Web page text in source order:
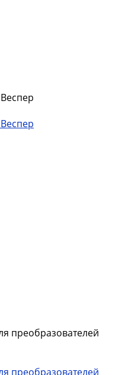
преобразователей
преобразователей